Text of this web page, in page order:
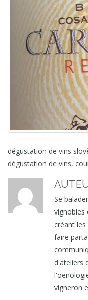
dégustation de vins
dégustation de vins,
Se
vignobles
créant
faire
d'ateliers
vigneron